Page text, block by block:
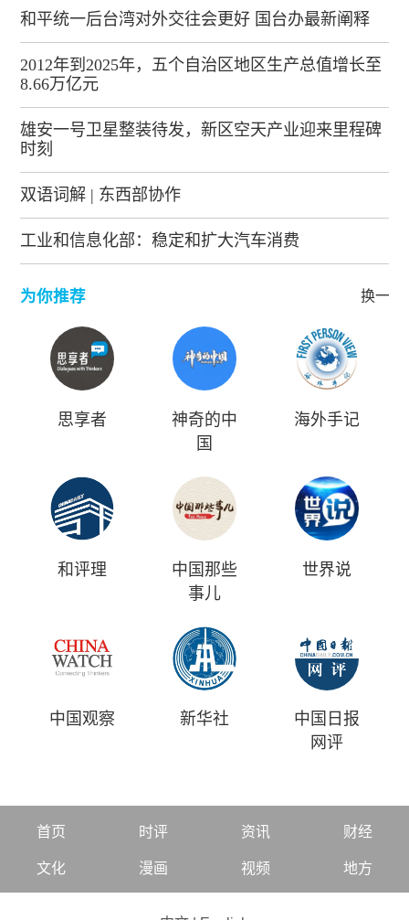
和平统一后台湾对外交往会更好 国台办最新阐释
2012年到2025年，五个自治区地区生产总值增长至
8.66万亿元
雄安一号卫星整装待发，新区空天产业迎来里程碑
时刻
双语词解 | 东西部协作
工业和信息化部：稳定和扩大汽车消费
为你推荐 换一批
思享者
神奇的中
国
海外手记
和评理
中国那些
事儿
世界说
中国观察 新华社
中国日报
网评
首页 时评 资讯 财经
文化 漫画 视频 地方